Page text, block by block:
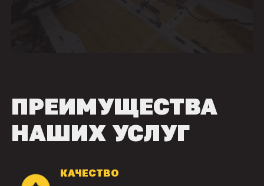
ПРЕИМУЩЕСТВА
НАШИХ УСЛУГ
КАЧЕСТВО